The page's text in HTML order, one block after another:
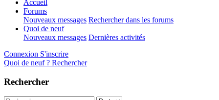
Accueil
Forums
Nouveaux messages Rechercher dans les forums
Quoi de neuf
Nouveaux messages Dernières activités
Connexion S'inscrire
Quoi de neuf ? Rechercher
Rechercher